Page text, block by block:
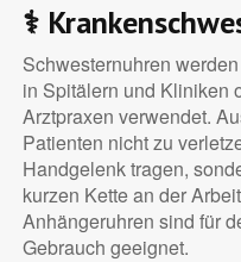
⚕️
Schwesternuhren
in Spitälern und Kliniken
Arztpraxen verwendet.
Patienten nicht zu
Handgelenk tragen,
kurzen Kette an der
Anhängeruhren sind für
Gebrauch geeignet.